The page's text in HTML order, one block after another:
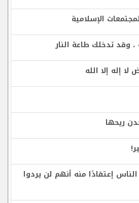
الإسلامية
وقد تدخلك طاعة النار
إله إلا الله
ريحها
إعتقادًا منه أنهم لن يردوا